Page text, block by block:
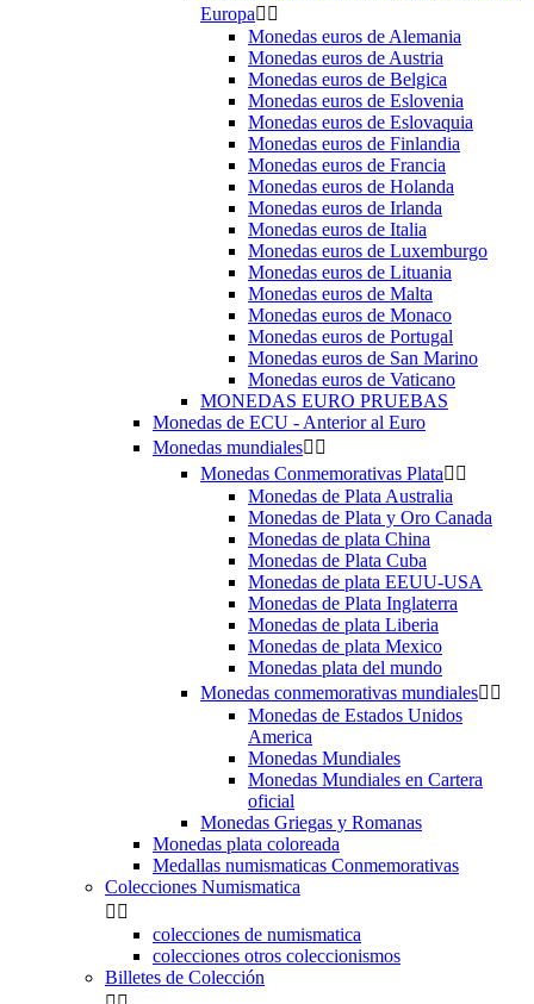
Europa 
Monedas euros de Alemania
Monedas euros de Austria
Monedas euros de Belgica
Monedas euros de Eslovenia
Monedas euros de Eslovaquia
Monedas euros de Finlandia
Monedas euros de Francia
Monedas euros de Holanda
Monedas euros de Irlanda
Monedas euros de Italia
Monedas euros de Luxemburgo
Monedas euros de Lituania
Monedas euros de Malta
Monedas euros de Monaco
Monedas euros de Portugal
Monedas euros de San Marino
Monedas euros de Vaticano
MONEDAS EURO PRUEBAS
Monedas de ECU - Anterior al Euro
Monedas mundiales 
Monedas Conmemorativas Plata 
Monedas de Plata Australia
Monedas de Plata y Oro Canada
Monedas de plata China
Monedas de Plata Cuba
Monedas de plata EEUU-USA
Monedas de Plata Inglaterra
Monedas de plata Liberia
Monedas de plata Mexico
Monedas plata del mundo
Monedas conmemorativas mundiales 
Monedas de Estados Unidos
America
Monedas Mundiales
Monedas Mundiales en Cartera
oficial
Monedas Griegas y Romanas
Monedas plata coloreada
Medallas numismaticas Conmemorativas
Colecciones Numismatica
 
colecciones de numismatica
colecciones otros coleccionismos
Billetes de Colección